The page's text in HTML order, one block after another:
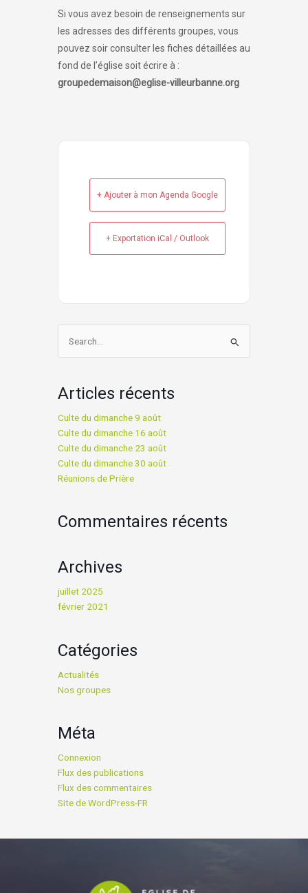
Si vous avez besoin de renseignements sur
les adresses des différents groupes, vous
pouvez soir consulter les fiches détaillées au
fond de l’église soit écrire à :
groupedemaison@eglise-villeurbanne.org
+ Ajouter à mon Agenda Google
+ Exportation iCal / Outlook
Rechercher :
Articles récents
Culte du dimanche 9 août
Culte du dimanche 16 août
Culte du dimanche 23 août
Culte du dimanche 30 août
Réunions de Prière
Commentaires récents
Archives
juillet 2025
février 2021
Catégories
Actualités
Nos groupes
Méta
Connexion
Flux des publications
Flux des commentaires
Site de WordPress-FR